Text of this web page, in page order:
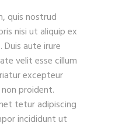
quis nostrud
nisi ut aliquip ex
aute irure
velit esse cillum
excepteur
proident.
tetur adipiscing
incididunt ut